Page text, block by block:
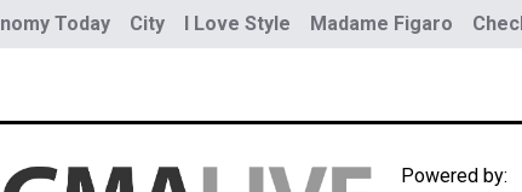
Today City I Love Style Madame Figaro
Powered by: